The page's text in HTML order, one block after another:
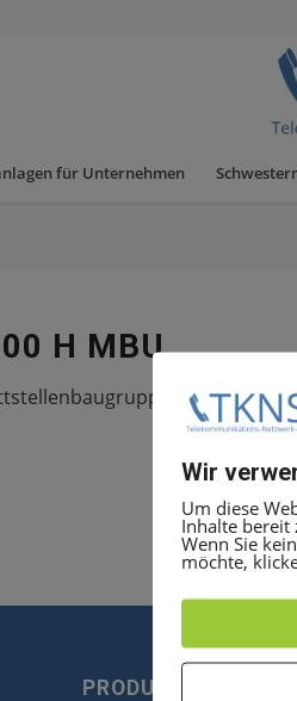
für Unternehmen
H MBU
PRODUKTE
Wir
Um diese
Inhalte bereit
Wenn Sie
möchte,